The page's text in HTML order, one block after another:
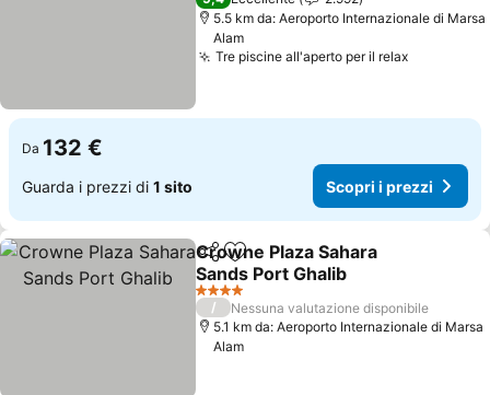
5.5 km da: Aeroporto Internazionale di Marsa
Alam
Tre piscine all'aperto per il relaxScopri i
Da 132 €
Guarda i prezzi di 1 sito Scopri i prezzi
CondividiAggiungi ai preferiti
Crowne Plaza Sahara
Sands Port Ghalib
Scopri i prezzi
4 Stelle
/
Nessuna valutazione disponibile
5.1 km da: Aeroporto Internazionale di Marsa
Alam